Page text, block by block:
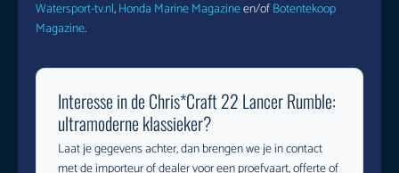
Watersport-tv.nl,Honda Marine Magazineen/ofBotentekoop
Magazine.
Interesse in de Chris*Craft 22 Lancer Rumble:
ultramoderne klassieker?
Laat je gegevens achter, dan brengen we je in contact